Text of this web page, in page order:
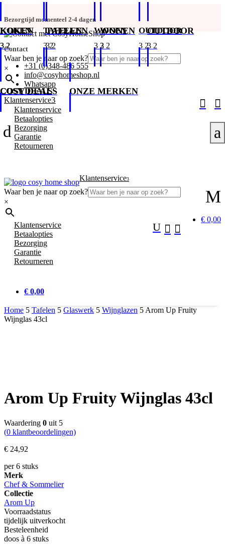
Bezorgtijd momenteel 2-4 dagen
Contact
+31 (0)348-486 555
info@cosyhomeshop.nl
Whatsapp
Waar ben je naar op zoek?
×


Klantenservice3
Klantenservice
Betaalopties
Bezorging
Garantie
Retourneren
KOKEN TAFELEN WONEN OUTDOOR
COSY DEALS
d
Waar ben je naar op zoek?
×
M
€ 0,00


U
Klantenservice3
Klantenservice
Betaalopties
Bezorging
Garantie
Retourneren
KOKEN TAFELEN WONEN OUTDOOR
COSY DEALS ONZE MERKEN
a
€ 0,00
Home 5 Tafelen 5 Glaswerk 5 Wijnglazen 5 Arom Up Fruity
Wijnglas 43cl
Arom Up Fruity Wijnglas 43cl
Waardering 0 uit 5
(0 klantbeoordelingen)
€ 24,92
per 6 stuks
Merk
Chef & Sommelier
Collectie
Arom Up
Voorraadstatus
tijdelijk uitverkocht
Besteleenheid
doos à 6 stuks